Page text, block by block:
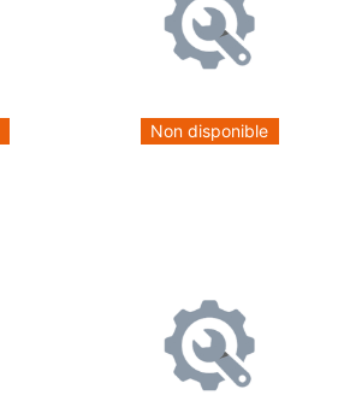
Non disponible